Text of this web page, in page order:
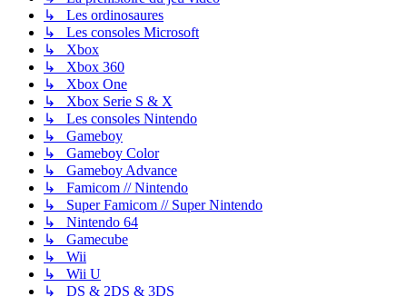
↳ Les ordinosaures
↳ Les consoles Microsoft
↳ Xbox
↳ Xbox 360
↳ Xbox One
↳ Xbox Serie S & X
↳ Les consoles Nintendo
↳ Gameboy
↳ Gameboy Color
↳ Gameboy Advance
↳ Famicom // Nintendo
↳ Super Famicom // Super Nintendo
↳ Nintendo 64
↳ Gamecube
↳ Wii
↳ Wii U
↳ DS & 2DS & 3DS